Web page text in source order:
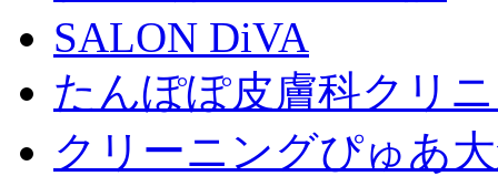
SALON DiVA
たんぽぽ皮膚科クリ
クリーニングぴゅあ